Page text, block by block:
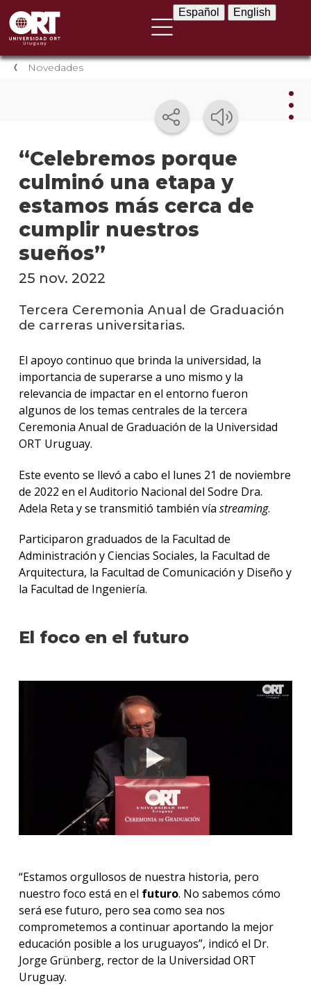
Español English
Novedades
“Celebremos porque
culminó una etapa y
estamos más cerca de
cumplir nuestros
sueños”
25 nov. 2022
Tercera Ceremonia Anual de Graduación
de carreras universitarias.
El apoyo continuo que brinda la universidad, la
importancia de superarse a uno mismo y la
relevancia de impactar en el entorno fueron
algunos de los temas centrales de la tercera
Ceremonia Anual de Graduación de la Universidad
ORT Uruguay.
Este evento se llevó a cabo el lunes 21 de noviembre
de 2022 en el Auditorio Nacional del Sodre Dra.
Adela Reta y se transmitió también vía streaming.
Participaron graduados de la Facultad de
Administración y Ciencias Sociales, la Facultad de
Arquitectura, la Facultad de Comunicación y Diseño y
la Facultad de Ingeniería.
El foco en el futuro
“Estamos orgullosos de nuestra historia, pero
nuestro foco está en el futuro. No sabemos cómo
será ese futuro, pero sea como sea nos
comprometemos a continuar aportando la mejor
educación posible a los uruguayos”, indicó el Dr.
Jorge Grünberg, rector de la Universidad ORT
Uruguay.